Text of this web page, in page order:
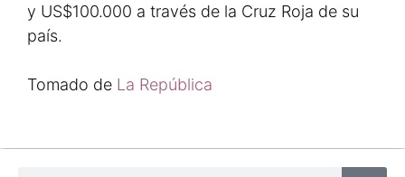
y US$100.000 a través de la Cruz Roja de su
país.
Tomado de La República